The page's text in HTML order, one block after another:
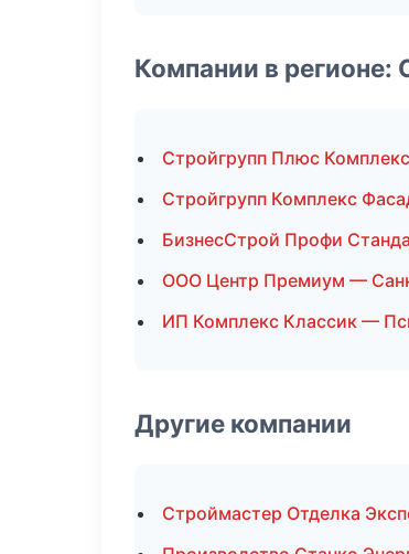
Компании в
Стройгрупп Плюс
Стройгрупп Комплекс
БизнесСтрой Профи
ООО Центр Премиум —
ИП Комплекс Классик —
Другие компании
Строймастер Отделка